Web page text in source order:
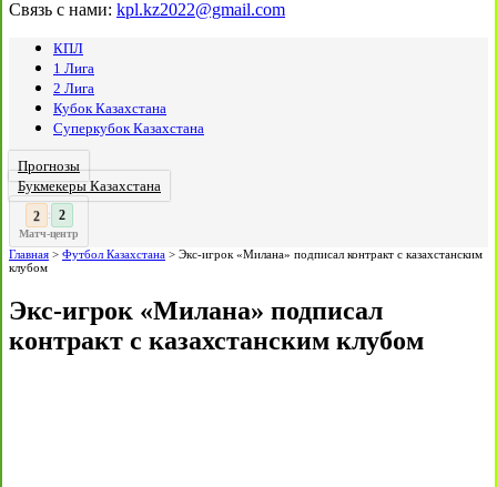
Связь с нами: kpl.kz2022@gmail.com
КПЛ
1 Лига
2 Лига
Кубок Казахстана
Суперкубок Казахстана
Прогнозы
Букмекеры Казахстана
3
:
Матч-центр
Главная > Футбол Казахстана > Экс-игрок «Милана» подписал контракт с казахстанским
клубом
Экс-игрок «Милана» подписал
контракт с казахстанским клубом